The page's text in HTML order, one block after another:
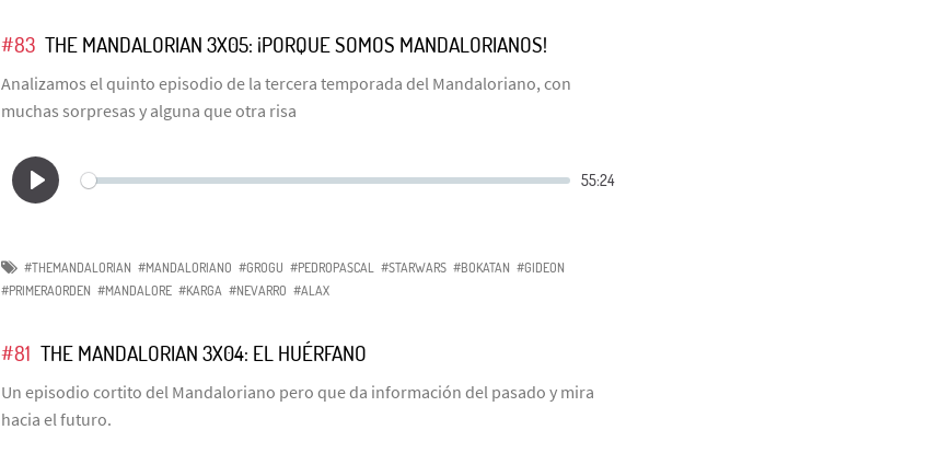
#83 THE MANDALORIAN 3X05: ¡PORQUE SOMOS MANDALORIANOS!
Analizamos el quinto episodio de la tercera temporada del Mandaloriano, con
muchas sorpresas y alguna que otra risa
#THEMANDALORIAN #MANDALORIANO #GROGU #PEDROPASCAL #STARWARS #BOKATAN #GIDEON
#PRIMERAORDEN #MANDALORE #KARGA #NEVARRO #ALAX
#81 THE MANDALORIAN 3X04: EL HUÉRFANO
Un episodio cortito del Mandaloriano pero que da información del pasado y mira
hacia el futuro.